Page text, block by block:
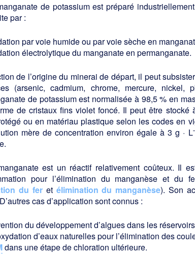
de potassium est préparé
par :
par voie humide ou par voie sèche en
électrolytique du manganate en permanganate.
de l’origine du minerai de départ, il peut
(arsenic, cadmium, chrome, mercure, nickel,
de potassium est normalisée à 98,5 % en
de cristaux fins violet foncé. Il peut être
ou en matériau plastique selon les codes en
mère de concentration environ égale à 3 g · L
est un réactif relativement coûteux. Il
pour l’élimination du manganèse et du
du feret élimination du manganèse). Son
cas d’applica­tion sont connus :
du développement d’algues dans les
d’eaux naturelles pour l’élimination des
dans une étape de chloration ultérieure.